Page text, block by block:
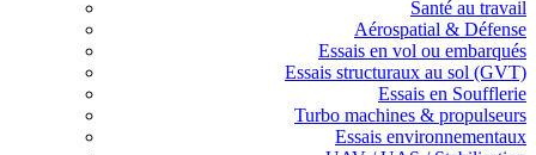
Santé au travail
Aérospatial & Défense
Essais en vol ou embarqués
Essais structuraux au sol (GVT)
Essais en Soufflerie
Turbo machines & propulseurs
Essais environnementaux